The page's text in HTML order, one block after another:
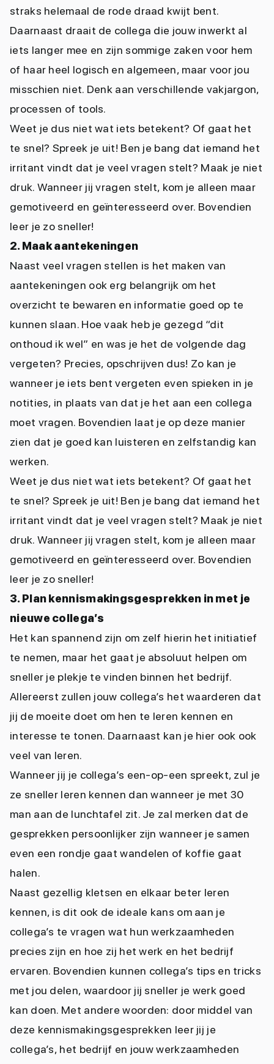
straks helemaal de rode draad kwijt bent.
Daarnaast draait de collega die jouw inwerkt al
iets langer mee en zijn sommige zaken voor hem
of haar heel logisch en algemeen, maar voor jou
misschien niet. Denk aan verschillende vakjargon,
processen of tools.
Weet je dus niet wat iets betekent? Of gaat het
te snel? Spreek je uit! Ben je bang dat iemand het
irritant vindt dat je veel vragen stelt? Maak je niet
druk. Wanneer jij vragen stelt, kom je alleen maar
gemotiveerd en geïnteresseerd over. Bovendien
leer je zo sneller!
2. Maak aantekeningen
Naast veel vragen stellen is het maken van
aantekeningen ook erg belangrijk om het
overzicht te bewaren en informatie goed op te
kunnen slaan. Hoe vaak heb je gezegd “dit
onthoud ik wel” en was je het de volgende dag
vergeten? Precies, opschrijven dus! Zo kan je
wanneer je iets bent vergeten even spieken in je
notities, in plaats van dat je het aan een collega
moet vragen. Bovendien laat je op deze manier
zien dat je goed kan luisteren en zelfstandig kan
werken.
Weet je dus niet wat iets betekent? Of gaat het
te snel? Spreek je uit! Ben je bang dat iemand het
irritant vindt dat je veel vragen stelt? Maak je niet
druk. Wanneer jij vragen stelt, kom je alleen maar
gemotiveerd en geïnteresseerd over. Bovendien
leer je zo sneller!
3. Plan kennismakingsgesprekken in met je
nieuwe collega’s
Het kan spannend zijn om zelf hierin het initiatief
te nemen, maar het gaat je absoluut helpen om
sneller je plekje te vinden binnen het bedrijf.
Allereerst zullen jouw collega’s het waarderen dat
jij de moeite doet om hen te leren kennen en
interesse te tonen. Daarnaast kan je hier ook ook
veel van leren.
Wanneer jij je collega’s een-op-een spreekt, zul je
ze sneller leren kennen dan wanneer je met 30
man aan de lunchtafel zit. Je zal merken dat de
gesprekken persoonlijker zijn wanneer je samen
even een rondje gaat wandelen of koffie gaat
halen.
Naast gezellig kletsen en elkaar beter leren
kennen, is dit ook de ideale kans om aan je
collega’s te vragen wat hun werkzaamheden
precies zijn en hoe zij het werk en het bedrijf
ervaren. Bovendien kunnen collega’s tips en tricks
met jou delen, waardoor jij sneller je werk goed
kan doen. Met andere woorden: door middel van
deze kennismakingsgesprekken leer jij je
collega’s, het bedrijf en jouw werkzaamheden